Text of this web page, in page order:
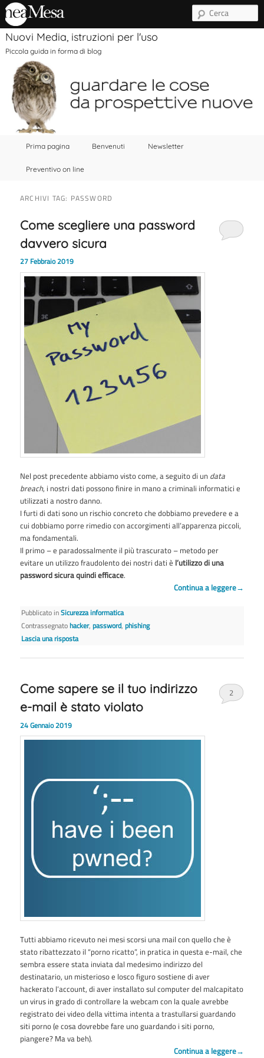
Nuovi Media, istruzioni per l'uso
Piccola guida in forma di blog
Menu principaleVai al contenuto principale
Vai al contenuto secondario
Prima pagina Benvenuti Newsletter
Preventivo on line
ARCHIVI TAG: PASSWORD
Come scegliere una password
davvero sicura
27 Febbraio 2019
Nel post precedente abbiamo visto come, a seguito di undata
breach, i nostri dati possono finire in mano a criminali informatici e
utilizzati a nostro danno.
I furti di dati sono un rischio concreto che dobbiamo prevedere e a
cui dobbiamo porre rimedio con accorgimenti all’apparenza piccoli,
ma fondamentali.
Il primo – e paradossalmente il più trascurato – metodo per
evitare un utilizzo fraudolento dei nostri dati è l’utilizzo di una
password sicura quindi efficace.
Continua a leggere→
Pubblicato inSicurezza informatica
Contrassegnatohacker,password,phishing
Lascia una risposta
Come sapere se il tuo indirizzo
e-mail è stato violato
24 Gennaio 2019
2
Tutti abbiamo ricevuto nei mesi scorsi una mail con quello che è
stato ribattezzato il “porno ricatto”, in pratica in questa e-mail, che
sembra essere stata inviata dal medesimo indirizzo del
destinatario, un misterioso e losco figuro sostiene di aver
hackerato l’account, di aver installato sul computer del malcapitato
un virus in grado di controllare la webcam con la quale avrebbe
registrato dei video della vittima intenta a trastullarsi guardando
siti porno (e cosa dovrebbe fare uno guardando i siti porno,
piangere? Ma va beh).
Continua a leggere→